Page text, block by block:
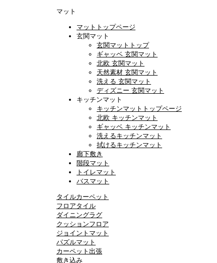
マット
マットトップページ
玄関マット
玄関マットトップ
ギャッベ 玄関マット
北欧 玄関マット
天然素材 玄関マット
洗える 玄関マット
ディズニー 玄関マット
キッチンマット
キッチンマットトップページ
北欧 キッチンマット
ギャッベ キッチンマット
洗えるキッチンマット
拭けるキッチンマット
廊下敷き
階段マット
トイレマット
バスマット
タイルカーペット
フロアタイル
ダイニングラグ
クッションフロア
ジョイントマット
パズルマット
カーペット出張
敷き込み